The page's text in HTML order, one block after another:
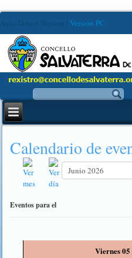
Auto-Detect Version Versión PC
Calendario de
Eventos para el
Viernes